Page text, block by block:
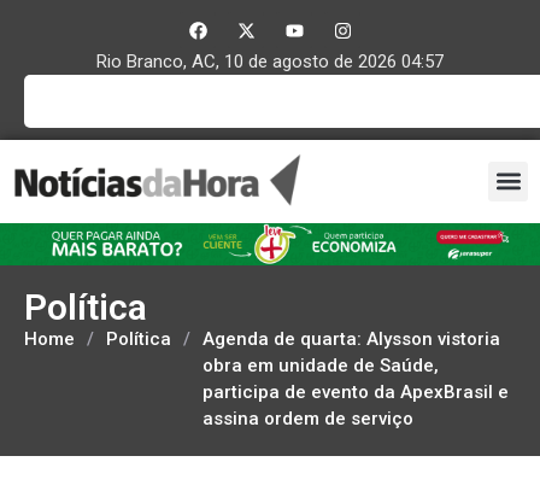
Rio Branco, AC, 10 de agosto de 2026 04:57
Política
Home / Política / Agenda de quarta: Alysson vistoria
obra em unidade de Saúde,
participa de evento da ApexBrasil e
assina ordem de serviço